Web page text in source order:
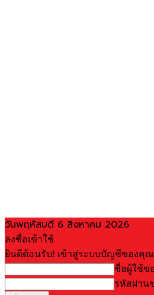
วันพฤหัสบดี 6 สิงหาคม 2026
ลงชื่อเข้าใช้
ยินดีต้อนรับ! เข้าสู่ระบบบัญชีของคุณ
ชื่อผู้ใช้ข
รหัสผ่าน